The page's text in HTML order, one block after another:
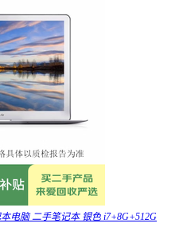
电脑 二手笔记本 银色 i7+8G+512G